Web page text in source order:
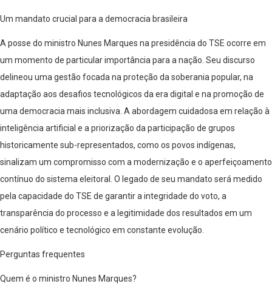
Um mandato crucial para a democracia brasileira
A posse do ministro Nunes Marques na presidência do TSE ocorre em
um momento de particular importância para a nação. Seu discurso
delineou uma gestão focada na proteção da soberania popular, na
adaptação aos desafios tecnológicos da era digital e na promoção de
uma democracia mais inclusiva. A abordagem cuidadosa em relação à
inteligência artificial e a priorização da participação de grupos
historicamente sub-representados, como os povos indígenas,
sinalizam um compromisso com a modernização e o aperfeiçoamento
contínuo do sistema eleitoral. O legado de seu mandato será medido
pela capacidade do TSE de garantir a integridade do voto, a
transparência do processo e a legitimidade dos resultados em um
cenário político e tecnológico em constante evolução.
Perguntas frequentes
Quem é o ministro Nunes Marques?